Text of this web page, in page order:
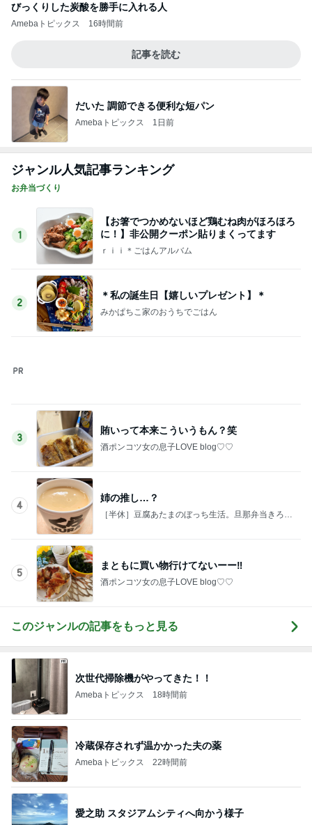
［半休］豆腐あたまのぼっち生活。旦那弁当きろく
まともに買い物行けてないーー‼︎
酒ポンコツ女の息子LOVE blog♡♡
このジャンルの記事をもっと見る
次世代掃除機がやってきた！！
Amebaトピックス 18時間前
冷蔵保存されず温かかった夫の薬
Amebaトピックス 22時間前
独身の友人とのホラーな会話
Amebaトピックス 2日前
娘と一緒にゆっくり作った朝ごはん
Amebaトピックス 1日前
大学の定期試験で満点をとった息子
Amebaトピックス